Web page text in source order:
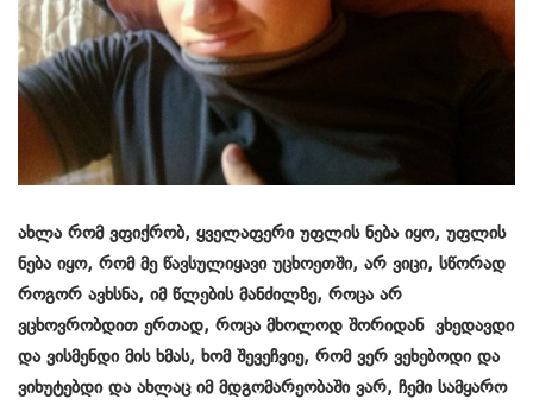
ახლა რომ ვფიქრობ, ყველაფერი უფლის ნება იყო, უფლის
ნება იყო, რომ მე წავსულიყავი უცხოეთში, არ ვიცი, სწორად
როგორ ავხსნა, იმ წლების მანძილზე, როცა არ
ვცხოვრობდით ერთად, როცა მხოლოდ შორიდან ვხედავდი
და ვისმენდი მის ხმას, ხომ შევეჩვიე, რომ ვერ ვეხებოდი და
ვიხუტებდი და ახლაც იმ მდგომარეობაში ვარ, ჩემი სამყარო